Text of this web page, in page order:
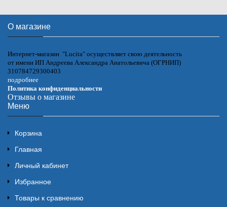
О магазине
Интернет-магазин "Lucita" осуществляет свою деятельность
от имени ИП Андреева Александра Анатольевича (ОГРНИП)
310784729300403
подробнее
Политика конфиденциальности
Отзывы о магазине
Меню
Корзина
Главная
Личный кабинет
Избранное
Товары к сравнению